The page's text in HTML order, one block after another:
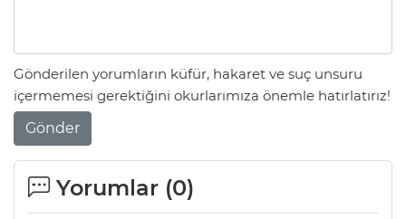
Gönderilen yorumların küfür, hakaret ve suç unsuru
içermemesi gerektiğini okurlarımıza önemle hatırlatırız!
Gönder
Yorumlar (0)